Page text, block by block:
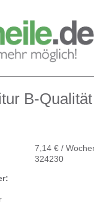
B-
7,14 € /
324230